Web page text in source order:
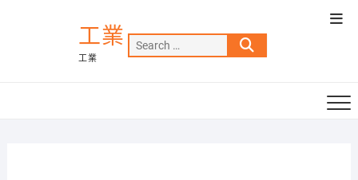
工業
工業
Search
…